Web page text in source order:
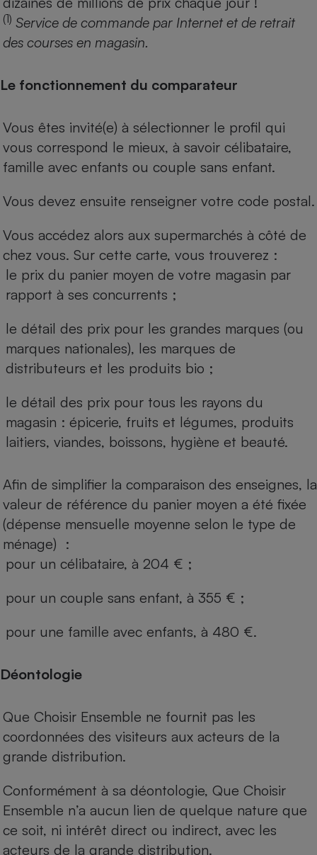
(1) Service de commande par Internet et de retrait
des courses en magasin.
Le fonctionnement du comparateur
Vous êtes invité(e) à sélectionner le profil qui
vous correspond le mieux, à savoir célibataire,
famille avec enfants ou couple sans enfant.
Vous devez ensuite renseigner votre code postal.
Vous accédez alors aux supermarchés à côté de
chez vous. Sur cette carte, vous trouverez :
le prix du panier moyen de votre magasin par
rapport à ses concurrents ;
le détail des prix pour les grandes marques (ou
marques nationales), les marques de
distributeurs et les produits bio ;
le détail des prix pour tous les rayons du
magasin : épicerie, fruits et légumes, produits
laitiers, viandes, boissons, hygiène et beauté.
Afin de simplifier la comparaison des enseignes, la
valeur de référence du panier moyen a été fixée
(dépense mensuelle moyenne selon le type de
ménage) :
pour un célibataire, à 204 € ;
pour un couple sans enfant, à 355 € ;
pour une famille avec enfants, à 480 €.
Déontologie
Que Choisir Ensemble ne fournit pas les
coordonnées des visiteurs aux acteurs de la
grande distribution.
Conformément à sa déontologie, Que Choisir
Ensemble n’a aucun lien de quelque nature que
ce soit, ni intérêt direct ou indirect, avec les
acteurs de la grande distribution.